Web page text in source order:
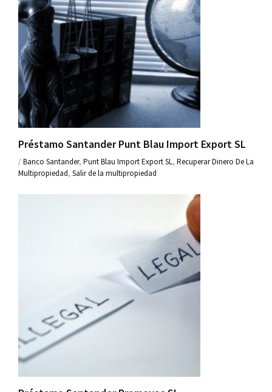
Préstamo Santander Punt Blau Import Export SL
/Banco Santander, Punt Blau Import Export SL, Recuperar Dinero De La
Multipropiedad, Salir de la multipropiedad